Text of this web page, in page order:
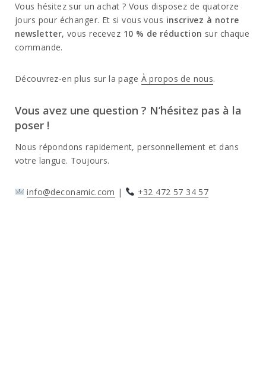
Vous hésitez sur un achat ? Vous disposez de quatorze
jours pour échanger. Et si vous vous inscrivez à notre
newsletter, vous recevez 10 % de réduction sur chaque
commande.
Découvrez-en plus sur la page À propos de nous.
Vous avez une question ? N’hésitez pas à la
poser !
Nous répondons rapidement, personnellement et dans
votre langue. Toujours.
info@deconamic.com | +32 472 57 34 57